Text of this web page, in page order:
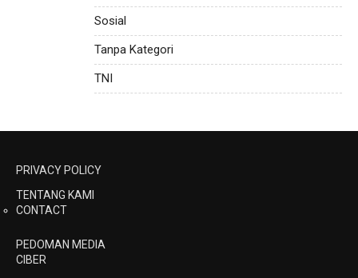
Sosial
Tanpa Kategori
TNI
PRIVACY POLICY
TENTANG KAMI
CONTACT
PEDOMAN MEDIA
CIBER